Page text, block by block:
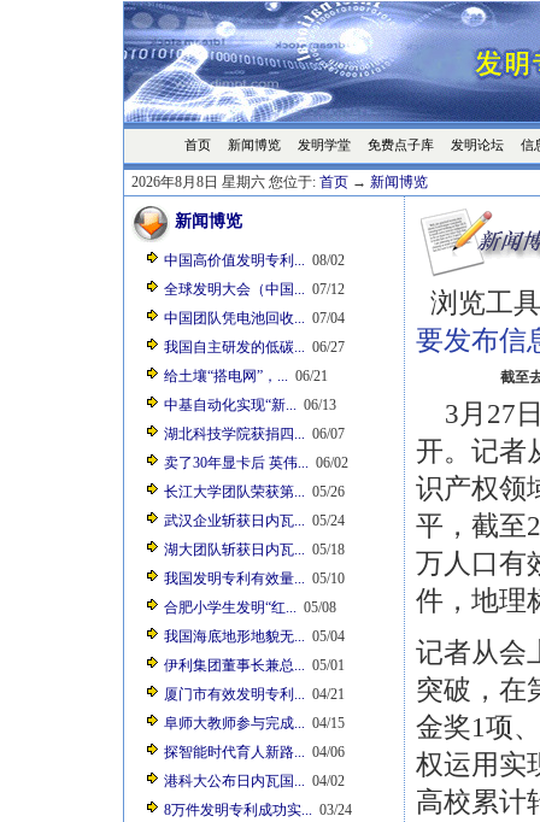
首页 新闻博览 发明学堂 免费点子库 发明论坛 信
2026年8月8日 星期六 您位于: 首页 → 新闻博览
新闻博览
中国高价值发明专利... 08/02
全球发明大会（中国... 07/12
中国团队凭电池回收... 07/04
我国自主研发的低碳... 06/27
给土壤“搭电网”，... 06/21
中基自动化实现“新... 06/13
湖北科技学院获捐四... 06/07
卖了30年显卡后 英伟... 06/02
长江大学团队荣获第... 05/26
武汉企业斩获日内瓦... 05/24
湖大团队斩获日内瓦... 05/18
我国发明专利有效量... 05/10
合肥小学生发明“红... 05/08
我国海底地形地貌无... 05/04
伊利集团董事长兼总... 05/01
厦门市有效发明专利... 04/21
阜师大教师参与完成... 04/15
探智能时代育人新路... 04/06
港科大公布日内瓦国... 04/02
8万件发明专利成功实... 03/24
浏览工
要发布信
截至
3月27
开。记者
识产权领
平，截至
万人口有
件，地理
记者从会
突破，在
金奖1项
权运用实
高校累计